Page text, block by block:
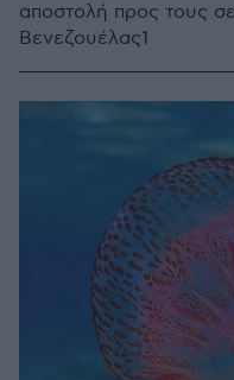
αποστολή προς τους
Βενεζουέλας1